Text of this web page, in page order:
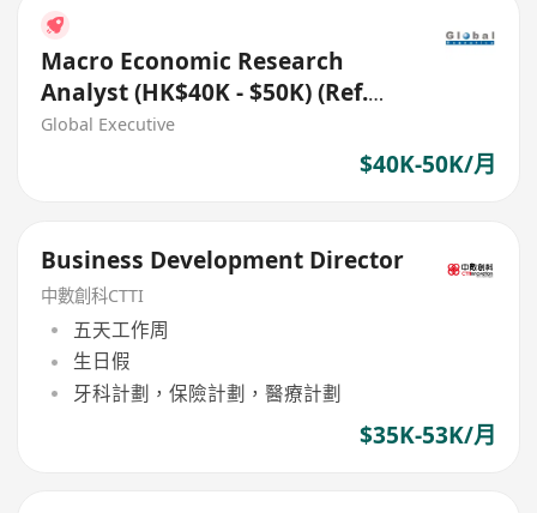
Macro Economic Research
Analyst (HK$40K - $50K) (Ref.
No.: 27735)
Global Executive
$40K-50K/月
Business Development Director
中數創科CTTI
五天工作周
生日假
牙科計劃，保險計劃，醫療計劃
$35K-53K/月